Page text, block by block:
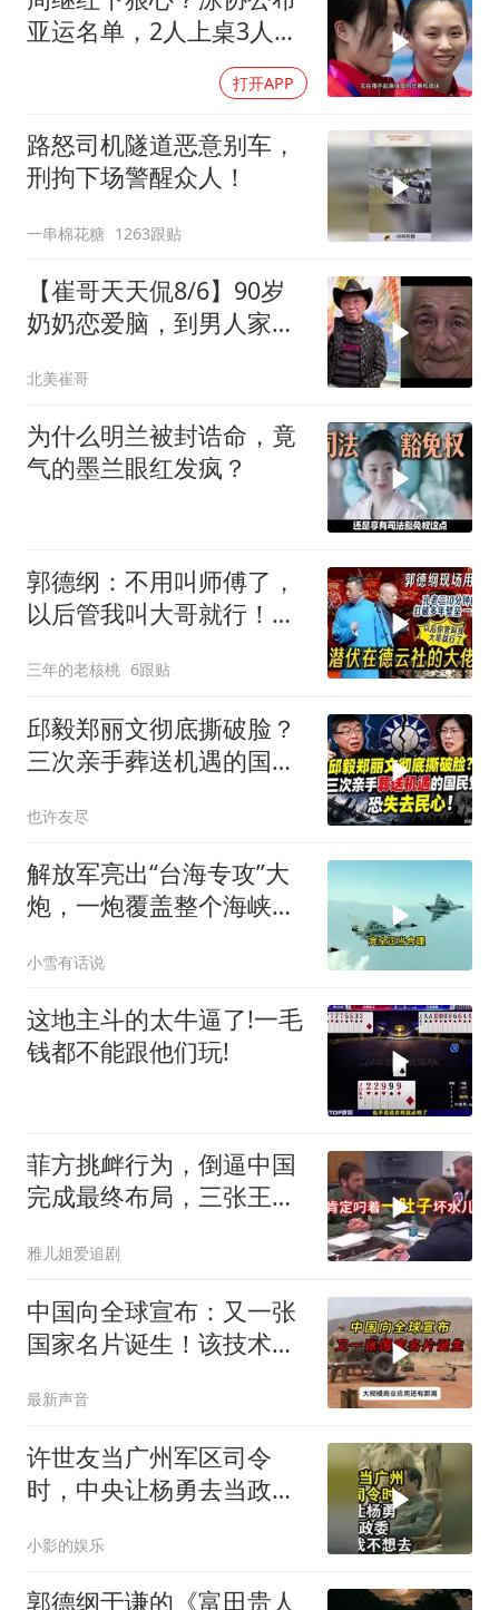
亚运名单，2人上桌3人下
打开APP
路怒司机隧道恶意别车，
刑拘下场警醒众人！
一串棉花糖 1263跟贴
【崔哥天天侃8/6】90岁
奶奶恋爱脑，到男人家索
北美崔哥
为什么明兰被封诰命，竟
气的墨兰眼红发疯？
郭德纲：不用叫师傅了，
以后管我叫大哥就行！孔
三年的老核桃 6跟贴
邱毅郑丽文彻底撕破脸？
三次亲手葬送机遇的国民
也许友尽
解放军亮出“台海专攻”大
炮，一炮覆盖整个海峡，
小雪有话说
这地主斗的太牛逼了!一毛
钱都不能跟他们玩!
菲方挑衅行为，倒逼中国
完成最终布局，三张王牌
雅儿姐爱追剧
中国向全球宣布：又一张
国家名片诞生！该技术全
最新声音
许世友当广州军区司令
时，中央让杨勇去当政
小影的娱乐
郭德纲于谦的《富田贵人